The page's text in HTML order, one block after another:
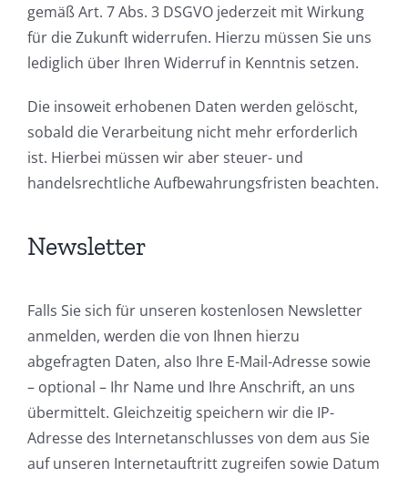
gemäß Art. 7 Abs. 3 DSGVO jederzeit mit Wirkung
für die Zukunft widerrufen. Hierzu müssen Sie uns
lediglich über Ihren Widerruf in Kenntnis setzen.
Die insoweit erhobenen Daten werden gelöscht,
sobald die Verarbeitung nicht mehr erforderlich
ist. Hierbei müssen wir aber steuer- und
handelsrechtliche Aufbewahrungsfristen beachten.
Newsletter
Falls Sie sich für unseren kostenlosen Newsletter
anmelden, werden die von Ihnen hierzu
abgefragten Daten, also Ihre E-Mail-Adresse sowie
– optional – Ihr Name und Ihre Anschrift, an uns
übermittelt. Gleichzeitig speichern wir die IP-
Adresse des Internetanschlusses von dem aus Sie
auf unseren Internetauftritt zugreifen sowie Datum